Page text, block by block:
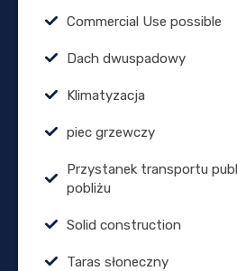
Commercial Use possible
Dach dwuspadowy
Klimatyzacja
piec grzewczy
Przystanek transportu
pobliżu
Solid construction
Taras słoneczny